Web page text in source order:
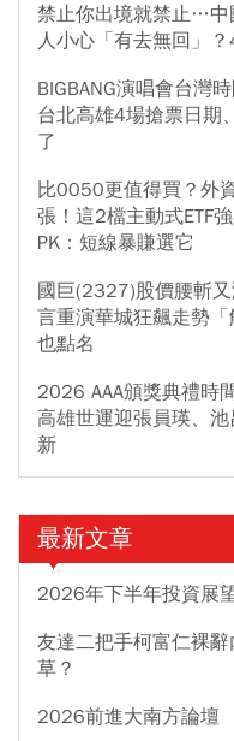
禁止你出境就禁止…
人小心「有去無回」
BIGBANG演唱會台灣
台北高雄4場搶票日
了
比0050更值得買？外
張！這2檔主動式ETF
PK：短線暴賺選它
國巨(2327)股價腰斬
言重演華城狂飆走勢
也點名
2026 AAA頒獎典禮時
高雄世運迎張員瑛、
新
最新文章
2026年下半年投資展
友達二把手柯富仁裸
草？
2026前進大南方論壇